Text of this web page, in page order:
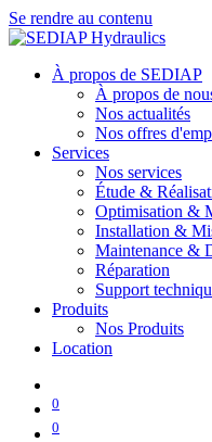
Se rendre au contenu
À propos de SEDIAP
À propos de
Nos actualités
Nos offres
Services
Nos services
Étude &
Optimisation &
Installation &
Maintenance &
Réparation
Support
Produits
Nos Produits
Location
0
0